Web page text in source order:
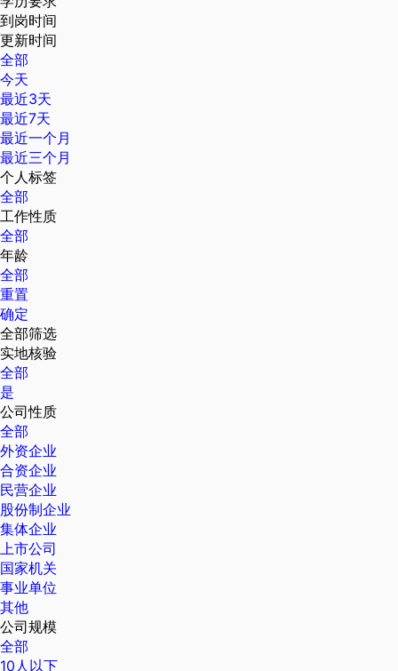
到岗时间
更新时间
全部
今天
最近3天
最近7天
最近一个月
最近三个月
个人标签
全部
工作性质
全部
年龄
全部
重置
确定
全部筛选
实地核验
全部
是
公司性质
全部
外资企业
合资企业
民营企业
股份制企业
集体企业
上市公司
国家机关
事业单位
其他
公司规模
全部
10人以下